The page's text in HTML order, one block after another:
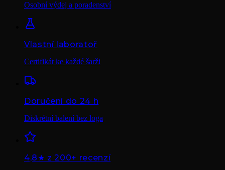
Osobní výdej a poradenství
Vlastní laboratoř
Certifikát ke každé šarži
Doručení do 24 h
Diskrétní balení bez loga
4,8★ z 200+ recenzí